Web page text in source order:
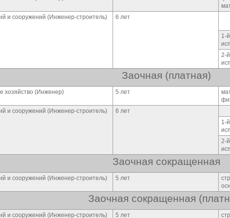
и сооружений (Инженер-строитель)
6 лет
1-
2-
Заочная (платная)
хозяйство (Инженер) 5 лет
и сооружений (Инженер-строитель)
6 лет
1-
2-
Заочная сокращенная
и сооружений (Инженер-строитель) 5 лет
Заочная сокращенная
и сооружений (Инженер-строитель) 5 лет